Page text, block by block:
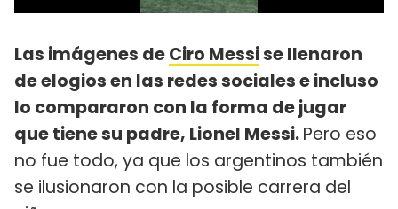
Las imágenes deCiro Messise llenaron
de elogios en las redes sociales e incluso
lo compararon con la forma de jugar
que tiene su padre, Lionel Messi.Pero eso
no fue todo, ya que los argentinos también
se ilusionaron con la posible carrera del